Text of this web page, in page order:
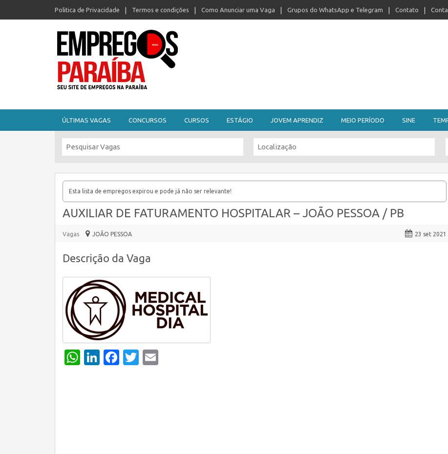
Politica de Privacidade Termos e condições Como Anunciar uma Vaga Grupos do WhatsApp e Telegram Contato
ÚLTIMAS VAGAS CONCURSOS CURSOS ESTÁGIO JOVEM APRENDIZ MEIO PERÍODO SINE
Esta lista de empregos expirou e pode já não ser relevante!
AUXILIAR DE FATURAMENTO HOSPITALAR – JOÃO PESSOA / PB
Vagas JOÃO PESSOA 23 set 2021
Descrição da Vaga
WhatsApp
LinkedIn
Facebook
Twitter